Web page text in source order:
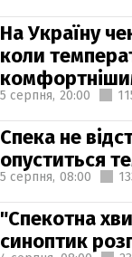
На Україну
коли
5 серпня, 20:00
Спека не
опуститься
5 серпня, 08:00
"Спекотна
синоптик